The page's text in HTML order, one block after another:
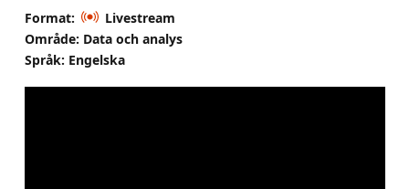
Format:
Livestream
Område: Data och analys
Språk: Engelska